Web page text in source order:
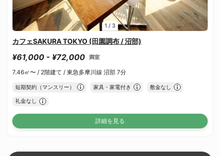
1 / 3
カフェSAKURA TOKYO (田園調布 / 沼部)
¥61,000 - ¥72,000 満室
7.46㎡〜 / 2階建て / 東急多摩川線 沼部 7分
短期契約（マンスリー） 家具・家電付き 敷金なし
礼金なし
詳細を見る